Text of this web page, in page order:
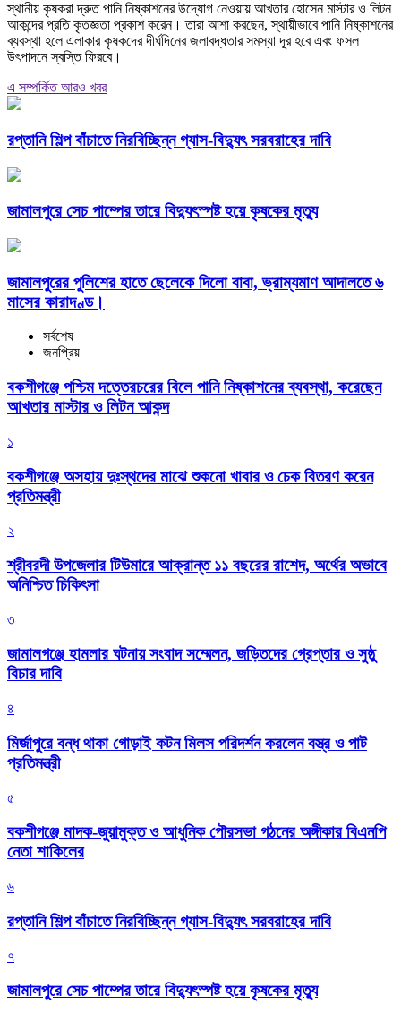
স্থানীয় কৃষকরা দ্রুত পানি নিষ্কাশনের উদ্যোগ নেওয়ায় আখতার হোসেন মাস্টার ও লিটন
আকন্দের প্রতি কৃতজ্ঞতা প্রকাশ করেন। তারা আশা করছেন, স্থায়ীভাবে পানি নিষ্কাশনের
ব্যবস্থা হলে এলাকার কৃষকদের দীর্ঘদিনের জলাবদ্ধতার সমস্যা দূর হবে এবং ফসল
উৎপাদনে স্বস্তি ফিরবে।
এ সম্পর্কিত আরও খবর
রপ্তানি শিল্প বাঁচাতে নিরবিচ্ছিন্ন গ্যাস-বিদ্যুৎ সরবরাহের দাবি
জামালপুরে সেচ পাম্পের তারে বিদ্যুৎস্পষ্ট হয়ে কৃষকের মৃত্যু
জামালপুরের পুলিশের হাতে ছেলেকে দিলো বাবা, ভ্রাম্যমাণ আদালতে ৬
মাসের কারাদণ্ড।
সর্বশেষ
জনপ্রিয়
বকশীগঞ্জে পশ্চিম দত্তেরচরের বিলে পানি নিষ্কাশনের ব্যবস্থা, করেছেন
আখতার মাস্টার ও লিটন আকন্দ
১
বকশীগঞ্জে অসহায় দুঃস্থদের মাঝে শুকনো খাবার ও চেক বিতরণ করেন
প্রতিমন্ত্রী
২
শ্রীবরদী উপজেলার টিউমারে আক্রান্ত ১১ বছরের রাশেদ, অর্থের অভাবে
অনিশ্চিত চিকিৎসা
৩
জামালগঞ্জে হামলার ঘটনায় সংবাদ সম্মেলন, জড়িতদের গ্রেপ্তার ও সুষ্ঠু
বিচার দাবি
৪
মির্জাপুরে বন্ধ থাকা গোড়াই কটন মিলস পরিদর্শন করলেন বস্ত্র ও পাট
প্রতিমন্ত্রী
৫
বকশীগঞ্জে মাদক-জুয়ামুক্ত ও আধুনিক পৌরসভা গঠনের অঙ্গীকার বিএনপি
নেতা শাকিলের
৬
রপ্তানি শিল্প বাঁচাতে নিরবিচ্ছিন্ন গ্যাস-বিদ্যুৎ সরবরাহের দাবি
৭
জামালপুরে সেচ পাম্পের তারে বিদ্যুৎস্পষ্ট হয়ে কৃষকের মৃত্যু